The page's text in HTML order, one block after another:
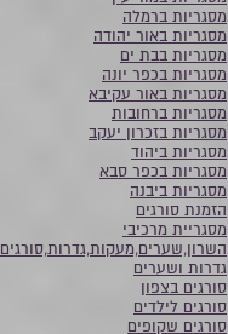
מסגריות ברמלה
מסגריות באור יהודה
מסגריות בבת ים
מסגריות בכפר יונה
מסגריות באור עקיבא
מסגריות ברחובות
מסגריות בזכרון יעקב
מסגריות ביהוד
מסגריות בכפר סבא
מסגריות ביבנה
הזמנת סורגים
מסגריית מרכיבי
השרון,שערים,מעקות,גדרות,סורגים
גדרות ושערים
סורגים בצפון
סורגים לילדים
סורגים שקופים